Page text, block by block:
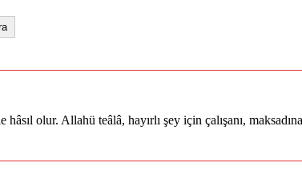
olur. Allahü teâlâ, hayırlı şey için çalışanı,